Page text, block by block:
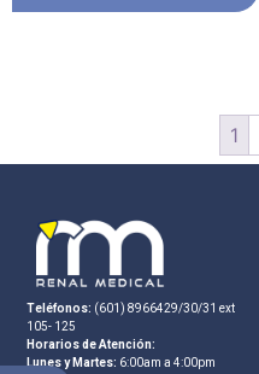
1
Teléfonos: (601) 8966429/30/31 ext
105- 125
Horarios de Atención:
Lunes y Martes: 6:00am a 4:00pm